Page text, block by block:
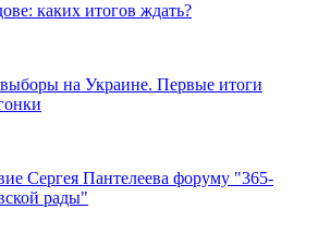
каких итогов ждать?
на Украине. Первые итоги
Сергея Пантелеева форуму "365-
рады"